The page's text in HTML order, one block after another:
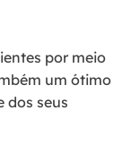
por meio
um ótimo
dos seus